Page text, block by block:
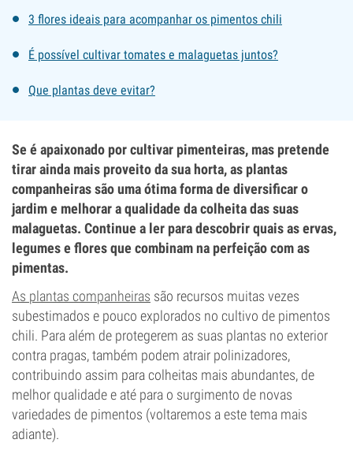
3 flores ideais para acompanhar os pimentos chili
É possível cultivar tomates e malaguetas juntos?
Que plantas deve evitar?
Se é apaixonado por cultivar pimenteiras, mas pretende
tirar ainda mais proveito da sua horta, as plantas
companheiras são uma ótima forma de diversificar o
jardim e melhorar a qualidade da colheita das suas
malaguetas. Continue a ler para descobrir quais as ervas,
legumes e flores que combinam na perfeição com as
pimentas.
As plantas companheiras são recursos muitas vezes
subestimados e pouco explorados no cultivo de pimentos
chili. Para além de protegerem as suas plantas no exterior
contra pragas, também podem atrair polinizadores,
contribuindo assim para colheitas mais abundantes, de
melhor qualidade e até para o surgimento de novas
variedades de pimentos (voltaremos a este tema mais
adiante).